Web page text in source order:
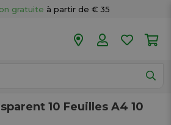
gratuite à partir de € 35
50 magasins
10 Feuilles A4 10